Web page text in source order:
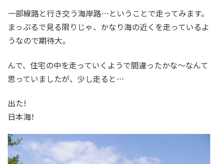
一部線路と行き交う海岸路…ということで走ってみます。
まっぷるで見る限りじゃ、かなり海の近くを走っているよ
うなので期待大。
んで、住宅の中を走っていくようで間違ったかな～なんて
思っていましたが、少し走ると…
出た!
日本海!